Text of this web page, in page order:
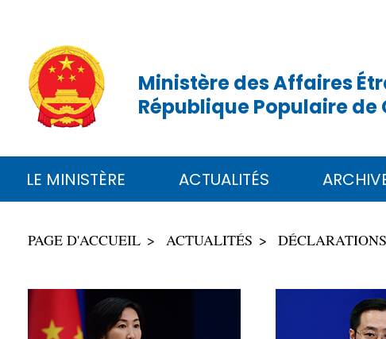
Ministère des Affaires
République Populaire de
LE MINISTÈRE ACTUALITÉS
PAGE D'ACCUEIL ACTUALITÉS